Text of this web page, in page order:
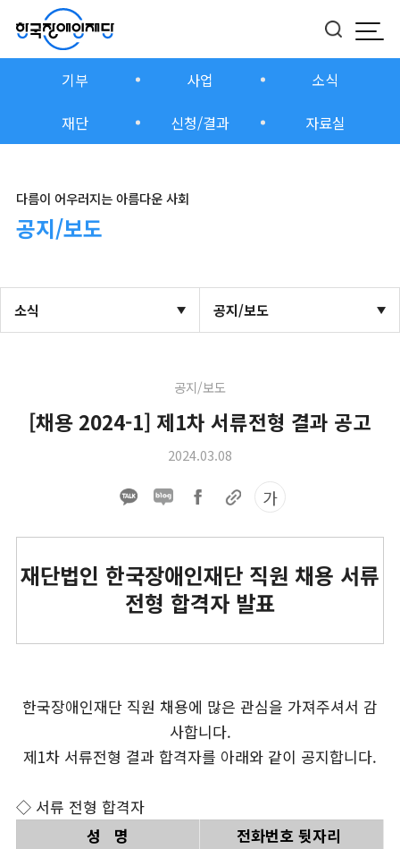
모
버튼
기부 사업
소식
재단
신청/결과 자료실
다름이 어우러지는 아름다운 사회
공지/보도
소식 공지/보도
공지/보도
[채용 2024-1] 제1차 서류전형 결과 공고
2024.03.08
가
재단법인 한국장애인재단 직원 채용 서류
전형 합격자 발표
한국장애인재단 직원 채용에 많은 관심을 가져주셔서 감
사합니다.
제1차 서류전형 결과 합격자를 아래와 같이 공지합니다.
◇ 서류 전형 합격자
성 명
​전화번호 뒷자리